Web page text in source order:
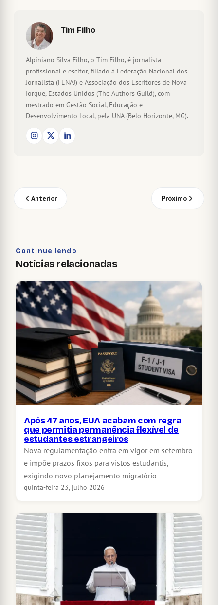
Tim Filho
Alpiniano Silva Filho, o Tim Filho, é jornalista
profissional e escitor, filiado à Federação Nacional dos
Jornalista (FENAJ) e Associação dos Escritores de Nova
Iorque, Estados Unidos (The Authors Guild), com
mestrado em Gestão Social, Educação e
Desenvolvimento Local, pela UNA (Belo Horizonte, MG).
Anterior Próximo
Continue lendo
Notícias relacionadas
Após 47 anos, EUA acabam com regra
que permitia permanência flexível de
estudantes estrangeiros
Nova regulamentação entra em vigor em setembro
e impõe prazos fixos para vistos estudantis,
exigindo novo planejamento migratório
quinta-feira 23, julho 2026